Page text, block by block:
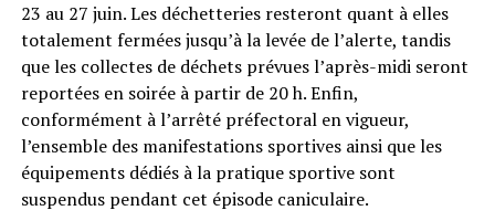
23 au 27 juin. Les déchetteries resteront quant à elles
totalement fermées jusqu’à la levée de l’alerte, tandis
que les collectes de déchets prévues l’après-midi seront
reportées en soirée à partir de 20 h. Enfin,
conformément à l’arrêté préfectoral en vigueur,
l’ensemble des manifestations sportives ainsi que les
équipements dédiés à la pratique sportive sont
suspendus pendant cet épisode caniculaire.